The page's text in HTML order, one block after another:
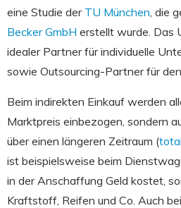
eine Studie der TU München , die
Becker GmbH erstellt wurde. Das
idealer Partner für individuelle
sowie Outsourcing-Partner für
Beim indirekten Einkauf werden
Marktpreis einbezogen, sondern
über einen längeren Zeitraum (
ist beispielsweise beim
in der Anschaffung Geld kostet,
Kraftstoff, Reifen und Co. Auch